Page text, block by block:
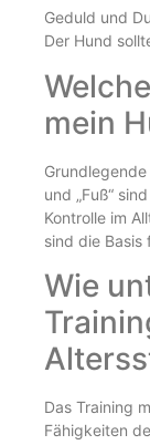
Geduld und
Der Hund
mein
Grundlegende
und „Fuß“
Kontrolle im
sind die Basis
Wie
Das Training
Fähigkeiten